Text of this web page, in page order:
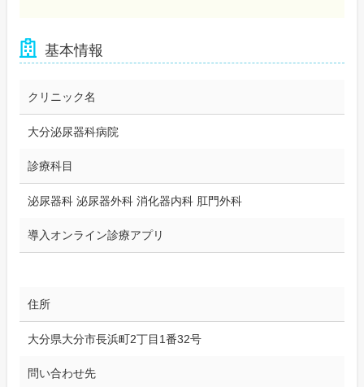
基本情報
クリニック名
大分泌尿器科病院
診療科目
泌尿器科 泌尿器外科 消化器内科 肛門外科
導入オンライン診療アプリ
住所
大分県大分市長浜町2丁目1番32号
問い合わせ先